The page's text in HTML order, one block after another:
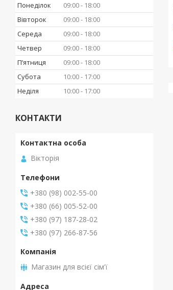
Понеділок 09:00
18:00
Вівторок
09:00
18:00
Середа
09:00
18:00
Четвер
09:00
18:00
Пʼятниця
09:00
18:00
Субота
10:00
17:00
Неділя
10:00 17:00
КОНТАКТИ
Вікторія
+380 (98) 002-55-00
+380 (66) 005-52-00
+380 (97) 187-28-02
+380 (97) 266-87-56
Магазин для всієї сім'ї